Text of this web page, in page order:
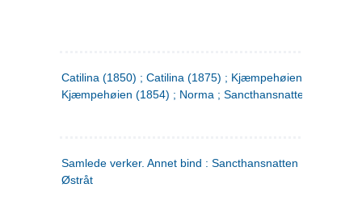
Catilina (1850) ; Catilina (1875) ; Kjæmpehøien (1850) ;
Kjæmpehøien (1854) ; Norma ; Sancthansnatten
Samlede verker. Annet bind : Sancthansnatten ; Fru Inger
Østråt